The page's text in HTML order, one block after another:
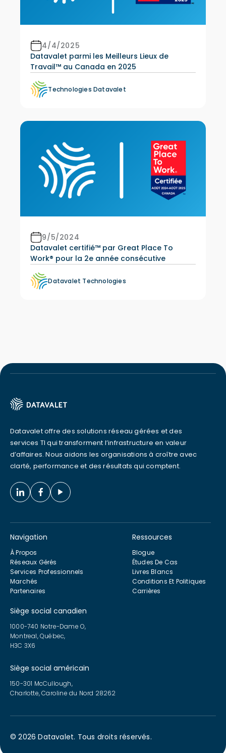
4/4/2025
Datavalet parmi les Meilleurs Lieux de
Travail™ au Canada en 2025
Technologies Datavalet
9/5/2024
Datavalet certifié™ par Great Place To
Work® pour la 2e année consécutive
Datavalet Technologies
Datavalet offre des solutions réseau gérées et des
services TI qui transforment l’infrastructure en valeur
d’affaires. Nous aidons les organisations à croître avec
clarté, performance et des résultats qui comptent.
Navigation
À Propos
Réseaux Gérés
Services Professionnels
Marchés
Partenaires
Ressources
Blogue
Études De Cas
Livres Blancs
Conditions Et Politiques
Carrières
Siège social canadien
1000-740 Notre-Dame O,
Montreal, Québec,
H3C 3X6
Siège social américain
150-301 McCullough,
Charlotte, Caroline du Nord 28262
© 2026 Datavalet. Tous droits réservés.